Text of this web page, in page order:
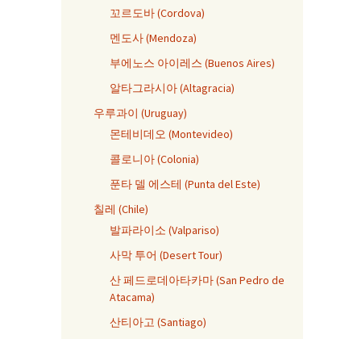
꼬르도바 (Cordova)
멘도사 (Mendoza)
부에노스 아이레스 (Buenos Aires)
알타그라시아 (Altagracia)
우루과이 (Uruguay)
몬테비데오 (Montevideo)
콜로니아 (Colonia)
푼타 델 에스테 (Punta del Este)
칠레 (Chile)
발파라이소 (Valpariso)
사막 투어 (Desert Tour)
산 페드로데아타카마 (San Pedro de
Atacama)
산티아고 (Santiago)